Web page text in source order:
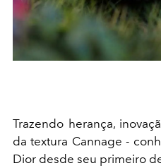
Trazendo herança,
da textura Cannage -
Dior desde seu primeiro